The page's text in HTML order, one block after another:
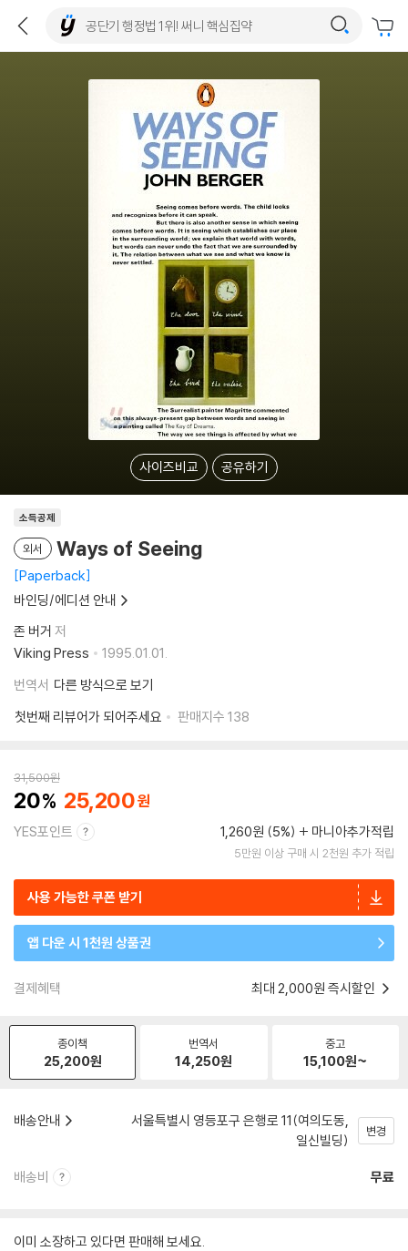
사이즈비교 공유하기
소득공제
외서 Ways of Seeing
Paperback
바인딩/에디션 안내
존 버거 저
Viking Press
1995.01.01.
번역서 다른 방식으로 보기
첫번째 리뷰어가 되어주세요
판매지수 138
31,500원
20 25,200
YES포인트 1,260원 (5%) 마니아추가적립
5만원 이상 구매 시 2천원 추가 적립
사용 가능한 쿠폰 받기
앱 다운 시 1천원 상품권
결제혜택 최대 2,000원 즉시할인
종이책
25,200원
번역서
14,250원
중고
15,100원~
배송안내
서울특별시 영등포구 은행로 11(여의도동,
일신빌딩)
변경
배송비 무료
이미 소장하고 있다면 판매해 보세요.